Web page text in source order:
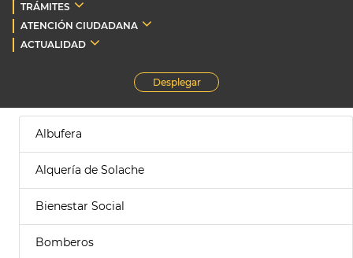
TRÁMITES
ATENCIÓN CIUDADANA
ACTUALIDAD
Desplegar
Albufera
Alquería de Solache
Bienestar Social
Bomberos